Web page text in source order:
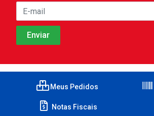
Meus Pedidos
Notas Fiscais